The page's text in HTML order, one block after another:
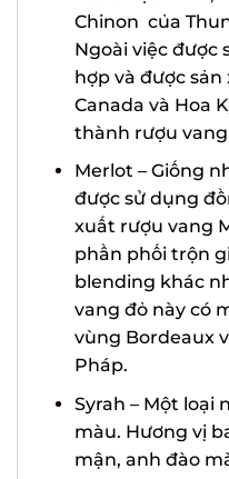
trong rượu vang
lũng sông Loire.
dụng trong các
xuất rượu vang.
đôi khi nó được
Merlot – Giống
được sử dụng
xuất rượu vang
phần phối trộn
blending khác
vang đỏ này có
với vùng
Syrah – Một loại
màu. Hương vị